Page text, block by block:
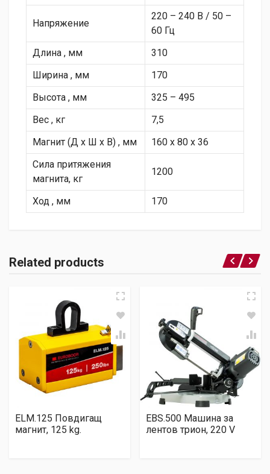
Напряжение
220 – 240 В / 50 –
60 Гц
Длина , мм
310
Ширина , мм
170
Высота , мм
325 – 495
Вес , кг
7,5
Магнит (Д х Ш х В) , мм
160 х 80 х 36
Сила притяжения
магнита, кг
1200
Ход , мм 170
Related products
ELM.125 Повдигащ
магнит, 125 kg.
EBS.500 Машина за
лентов трион, 220 V